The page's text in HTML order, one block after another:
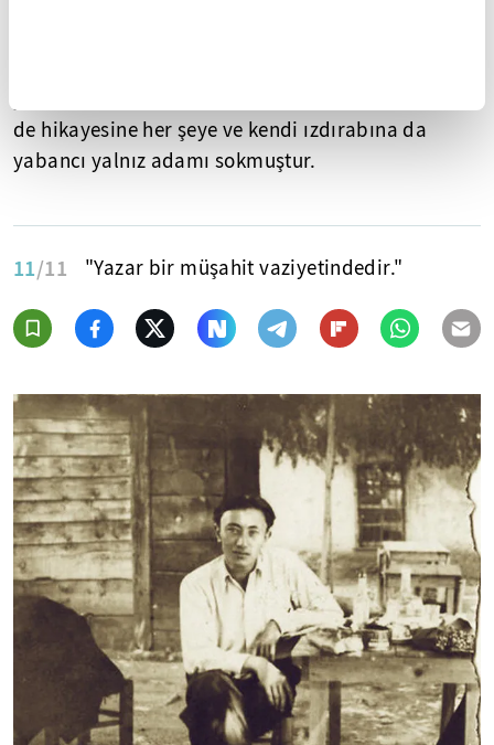
de hikayesine her şeye ve kendi ızdırabına da
yabancı yalnız adamı sokmuştur.
11/11 "Yazar bir müşahit vaziyetindedir."